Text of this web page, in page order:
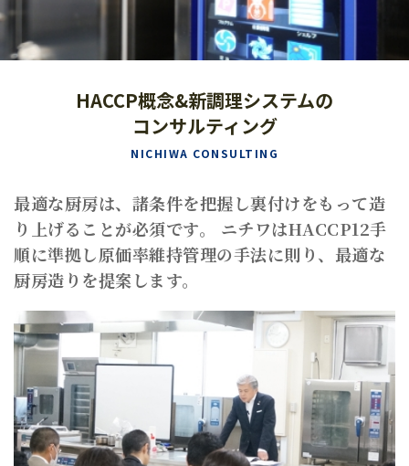
HACCP概念&新調理システムの
コンサルティング
NICHIWA CONSULTING
最適な厨房は、諸条件を把握し裏付けをもって造
り上げることが必須です。
ニチワはHACCP12手
順に準拠し原価率維持管理の手法に則り、最適な
厨房造りを提案します。